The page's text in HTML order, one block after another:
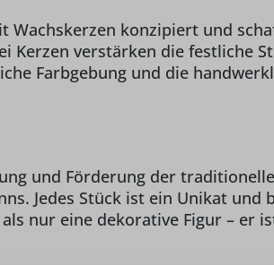
Wachskerzen konzipiert und
Kerzen verstärken die festliche
Farbgebung und die
und Förderung der
Jedes Stück ist ein Unikat
nur eine dekorative Figur – er